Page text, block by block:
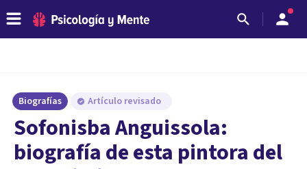
Biografías Artículo revisado
Sofonisba Anguissola:
biografía de esta pintora del